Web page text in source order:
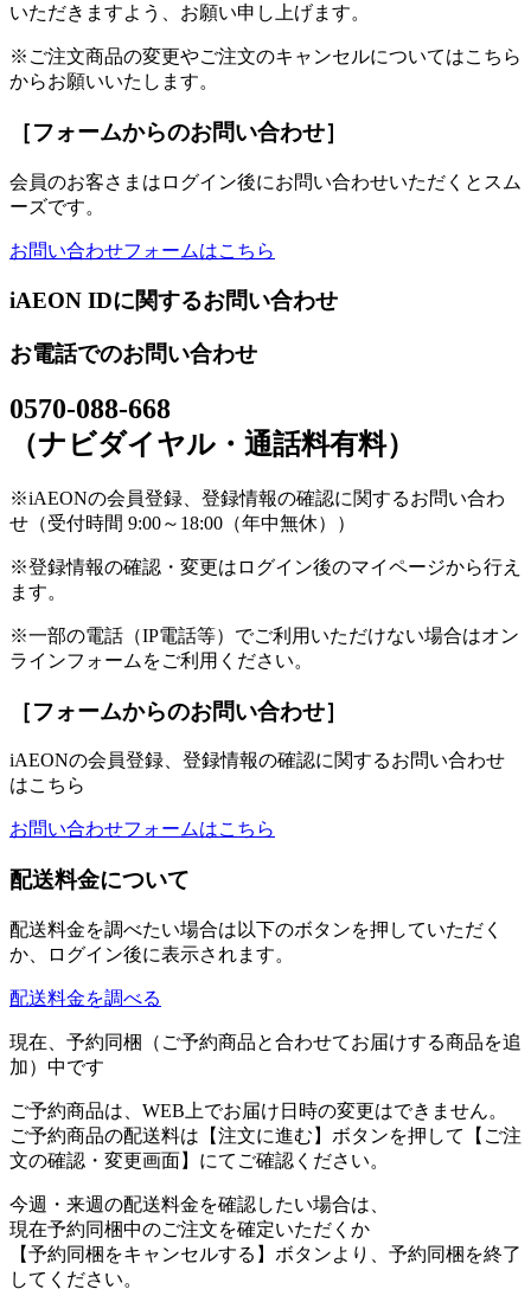
いただきますよう、お願い申し上げます。
※ご注文商品の変更やご注文のキャンセルについてはこちら
からお願いいたします。
［フォームからのお問い合わせ］
会員のお客さまはログイン後にお問い合わせいただくとスム
ーズです。
お問い合わせフォームはこちら
iAEON IDに関するお問い合わせ
お電話でのお問い合わせ
0570-088-668
（ナビダイヤル・通話料有料）
※iAEONの会員登録、登録情報の確認に関するお問い合わ
せ（受付時間 9:00～18:00（年中無休））
※登録情報の確認・変更はログイン後のマイページから行え
ます。
※一部の電話（IP電話等）でご利用いただけない場合はオン
ラインフォームをご利用ください。
［フォームからのお問い合わせ］
iAEONの会員登録、登録情報の確認に関するお問い合わせ
はこちら
お問い合わせフォームはこちら
配送料金について
配送料金を調べたい場合は以下のボタンを押していただく
か、ログイン後に表示されます。
配送料金を調べる
現在、予約同梱（ご予約商品と合わせてお届けする商品を追
加）中です
ご予約商品は、WEB上でお届け日時の変更はできません。
ご予約商品の配送料は【注文に進む】ボタンを押して【ご注
文の確認・変更画面】にてご確認ください。
今週・来週の配送料金を確認したい場合は、
現在予約同梱中のご注文を確定いただくか
【予約同梱をキャンセルする】ボタンより、予約同梱を終了
してください。